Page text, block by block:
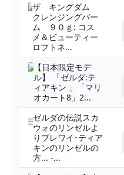
ザ キングダム
クレンジングバー
ム ９０ｇ: コス
メ＆ビューティー
ロフトネ...
【日本限定モデ
ル】 「ゼルダ:テ
ィアキン 」「マリ
オカート8」2...
ゼルダの伝説スカ
ウォのリンゼルよ
りブレワイ･ティア
キンのリンゼルの
方... -...